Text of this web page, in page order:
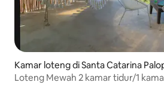
Kamar loteng di Santa Catarina
Loteng Mewah 2 kamar tidur/1